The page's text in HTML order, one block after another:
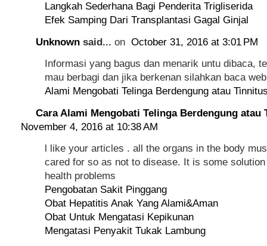
Langkah Sederhana Bagi Penderita Trigliserida
Efek Samping Dari Transplantasi Gagal Ginjal
Unknown said... on October 31, 2016 at 3:01 PM
Informasi yang bagus dan menarik untu dibaca,
mau berbagi dan jika berkenan silahkan baca
Alami Mengobati Telinga Berdengung atau
Cara Alami Mengobati Telinga Berdengung atau
November 4, 2016 at 10:38 AM
l like your articles . all the organs in the body
cared for so as not to disease. It is some
health problems
Pengobatan Sakit Pinggang
Obat Hepatitis Anak Yang Alami&Aman
Obat Untuk Mengatasi Kepikunan
Mengatasi Penyakit Tukak Lambung